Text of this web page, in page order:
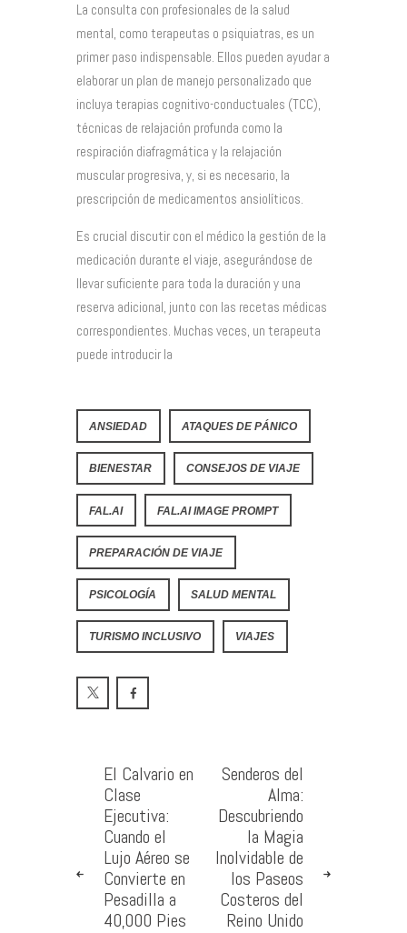
La consulta con profesionales de la salud
mental, como terapeutas o psiquiatras, es un
primer paso indispensable. Ellos pueden ayudar a
elaborar un plan de manejo personalizado que
incluya terapias cognitivo-conductuales (TCC),
técnicas de relajación profunda como la
respiración diafragmática y la relajación
muscular progresiva, y, si es necesario, la
prescripción de medicamentos ansiolíticos.
Es crucial discutir con el médico la gestión de la
medicación durante el viaje, asegurándose de
llevar suficiente para toda la duración y una
reserva adicional, junto con las recetas médicas
correspondientes. Muchas veces, un terapeuta
puede introducir la
ANSIEDAD ATAQUES DE PÁNICO
BIENESTAR CONSEJOS DE VIAJE
FAL.AI FAL.AI IMAGE PROMPT
PREPARACIÓN DE VIAJE
PSICOLOGÍA SALUD MENTAL
TURISMO INCLUSIVO VIAJES
El Calvario en
Clase
Ejecutiva:
Cuando el
Lujo Aéreo se
Convierte en
Pesadilla a
40,000 Pies
Senderos del
Alma:
Descubriendo
la Magia
Inolvidable de
los Paseos
Costeros del
Reino Unido